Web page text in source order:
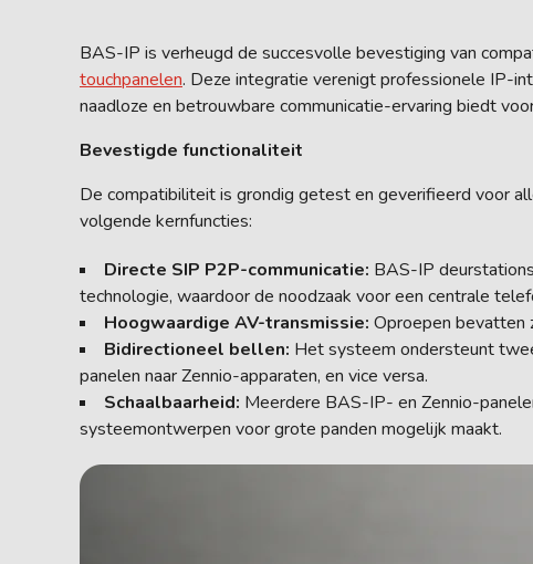
BAS-IP is verheugd de succesvolle bevestiging van
touchpanelen. Deze integratie verenigt professionele IP-
naadloze en betrouwbare communicatie-ervaring biedt
Bevestigde functionaliteit
De compatibiliteit is grondig getest en geverifieerd voor
volgende kernfuncties:
Directe SIP P2P-communicatie: BAS-IP
technologie, waardoor de noodzaak voor een centrale
Hoogwaardige AV-transmissie: Oproepen bevatten
Bidirectioneel bellen: Het systeem ondersteunt
panelen naar Zennio-apparaten, en vice versa.
Schaalbaarheid: Meerdere BAS-IP- en Zennio-
systeemontwerpen voor grote panden mogelijk maakt.